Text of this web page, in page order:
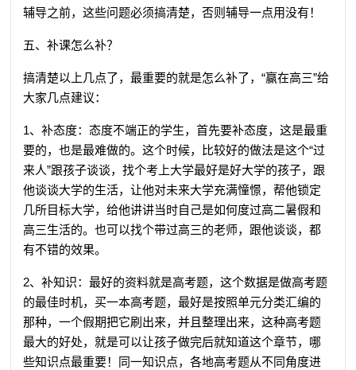
辅导之前，这些问题必须搞清楚，否则辅导一点用没有！
五、补课怎么补？
搞清楚以上几点了，最重要的就是怎么补了，“赢在高三”给
大家几点建议：
1、补态度：态度不端正的学生，首先要补态度，这是最重
要的，也是最难做的。这个时候，比较好的做法是这个“过
来人”跟孩子谈谈，找个考上大学最好是好大学的孩子，跟
他谈谈大学的生活，让他对未来大学充满憧憬，帮他锁定
几所目标大学，给他讲讲当时自己是如何度过高二暑假和
高三生活的。也可以找个带过高三的老师，跟他谈谈，都
有不错的效果。
2、补知识：最好的资料就是高考题，这个数据是做高考题
的最佳时机，买一本高考题，最好是按照单元分类汇编的
那种，一个假期把它刷出来，并且整理出来，这种高考题
最大的好处，就是可以让孩子做完后就知道这个章节，哪
些知识点最重要！同一知识点，各地高考题从不同角度进